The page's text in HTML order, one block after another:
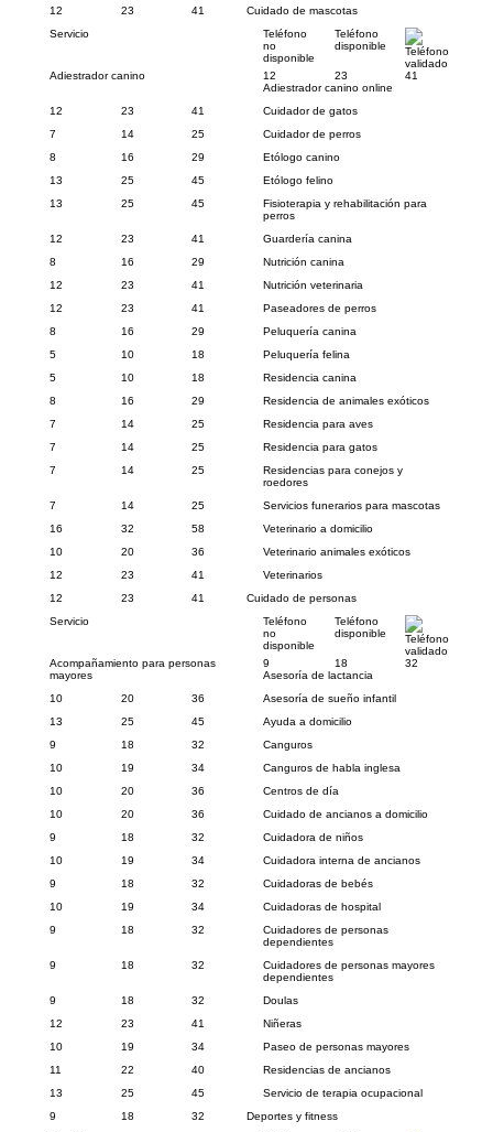
12 23 41
Cuidado de mascotas
Servicio
Teléfono
no
disponible
Teléfono
disponible
Teléfono
validado
Adiestrador canino
12 23
41
Adiestrador canino online
12
23 41
Cuidador de gatos
7
14 25
Cuidador de perros
8
16 29
Etólogo canino
13
25 45
Etólogo felino
13
25 45
Fisioterapia y rehabilitación para
perros
12
23 41
Guardería canina
8
16 29
Nutrición canina
12
23 41
Nutrición veterinaria
12
23 41
Paseadores de perros
8
16 29
Peluquería canina
5
10 18
Peluquería felina
5
10 18
Residencia canina
8
16 29
Residencia de animales exóticos
7
14 25
Residencia para aves
7
14 25
Residencia para gatos
7
14 25
Residencias para conejos y
roedores
7
14 25
Servicios funerarios para mascotas
16
32 58
Veterinario a domicilio
10
20 36
Veterinario animales exóticos
12
23 41
Veterinarios
12
23 41
Cuidado de personas
Servicio
Teléfono
no
disponible
Teléfono
disponible
Teléfono
validado
Acompañamiento para personas
mayores
9 18
32
Asesoría de lactancia
10
20 36
Asesoría de sueño infantil
13
25 45
Ayuda a domicilio
9
18 32
Canguros
10
19 34
Canguros de habla inglesa
10
20 36
Centros de día
10
20 36
Cuidado de ancianos a domicilio
9
18 32
Cuidadora de niños
10
19 34
Cuidadora interna de ancianos
9
18 32
Cuidadoras de bebés
10
19 34
Cuidadoras de hospital
9
18 32
Cuidadores de personas
dependientes
9
18 32
Cuidadores de personas mayores
dependientes
9
18 32
Doulas
12
23 41
Niñeras
10
19 34
Paseo de personas mayores
11
22 40
Residencias de ancianos
13
25 45
Servicio de terapia ocupacional
9
18 32
Deportes y fitness